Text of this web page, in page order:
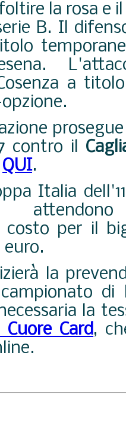
la rosa e
B. Il
a
contro il
QUI.
Italia
costo per il
la
di
la
Card,